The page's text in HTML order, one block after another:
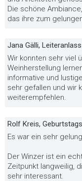
Die schöne
das ihre zum
Jana Gälli,
Wir konnten sehr viel
Weinherstellung
informative und
sehr gefallen und wir
weiterempfehlen.
Rolf Kreis,
Es war ein sehr
Der Winzer ist ein
Zeitpunkt langweilig,
sehr interessant.